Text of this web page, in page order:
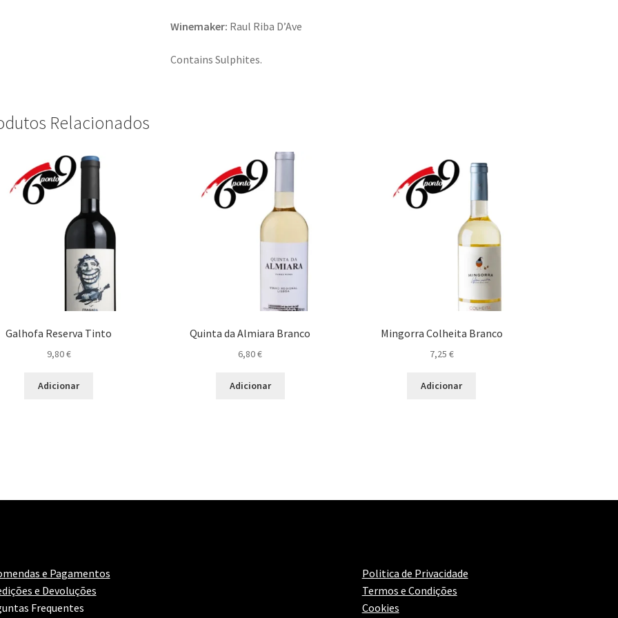
Winemaker: Raul Riba D’Ave
Contains Sulphites.
Relacionados
Galhofa Reserva Tinto
9,80€
Adicionar
Quinta da Almiara Branco
6,80€
Adicionar
Mingorra Colheita Branco
7,25 €
Adicionar
e Pagamentos
e Devoluções
Frequentes
Politica de Privacidade
Termos e Condições
Cookies